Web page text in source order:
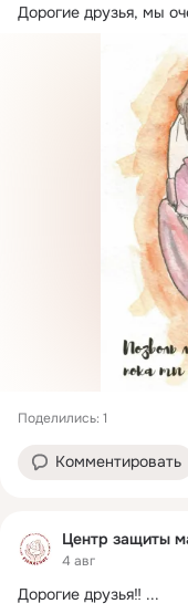
Дорогие друзья, мы
Поделились: 1
Комментировать
Центр защиты
4 авг
Дорогие друзья‼ ...